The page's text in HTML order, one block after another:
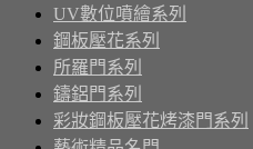
UV數位噴繪系列
鋼板壓花系列
所羅門系列
鑄鋁門系列
彩妝鋼板壓花烤漆門系列